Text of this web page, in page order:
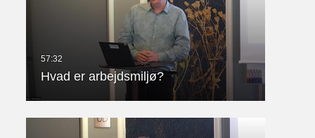
Hvad er arbejdsmiljø?